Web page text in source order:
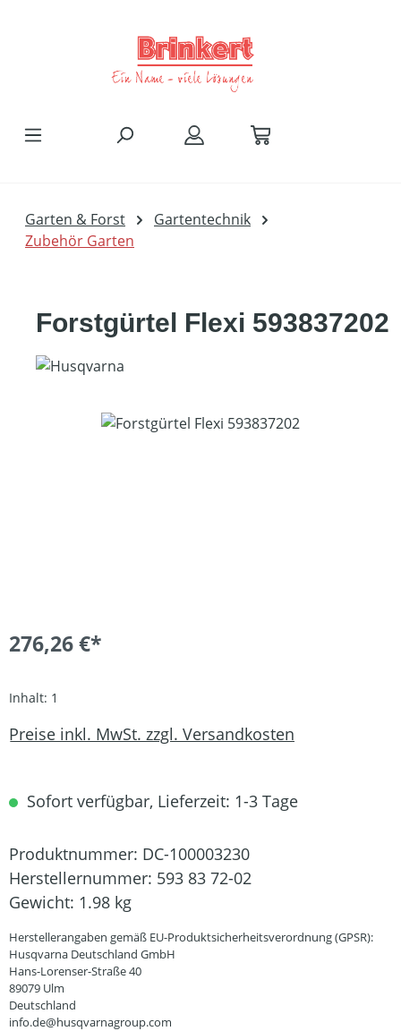
Garten & Forst
Gartentechnik
Zubehör Garten
Forstgürtel Flexi 593837202
Bildergalerie überspringen
276,26 €*
Inhalt: 1
Preise inkl. MwSt. zzgl. Versandkosten
Sofort verfügbar, Lieferzeit: 1-3 Tage
Produktnummer: DC-100003230
Herstellernummer: 593 83 72-02
Gewicht: 1.98 kg
Herstellerangaben gemäß EU-Produktsicherheitsverordnung (GPSR):
Husqvarna Deutschland GmbH
Hans-Lorenser-Straße 40
89079 Ulm
Deutschland
info.de@husqvarnagroup.com